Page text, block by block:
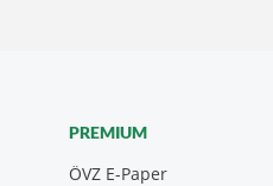
PREMIUM
ÖVZ E-Paper